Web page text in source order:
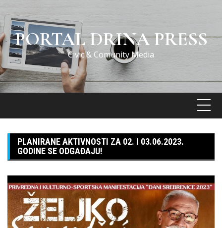
Skip
to
contentPORTAL DRINA PRESS
Civic & Comunity Media
PLANIRANE AKTIVNOSTI ZA 02. I 03.06.2023.
GODINE SE ODGAĐAJU!